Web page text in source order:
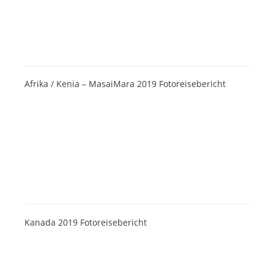
Afrika / Kenia – MasaiMara 2019 Fotoreisebericht
Kanada 2019 Fotoreisebericht